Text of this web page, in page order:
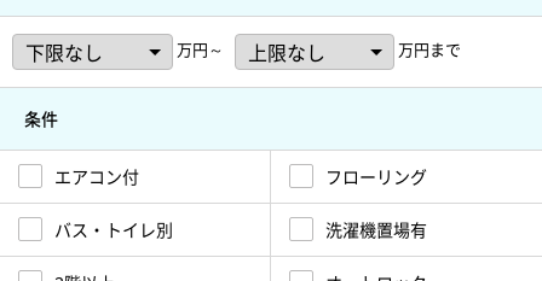
万円～ 万円まで
条件
エアコン付 フローリング
バス・トイレ別 洗濯機置場有